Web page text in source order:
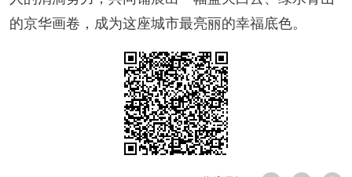
的京华画卷，成为这座城市最亮丽的幸福底色。